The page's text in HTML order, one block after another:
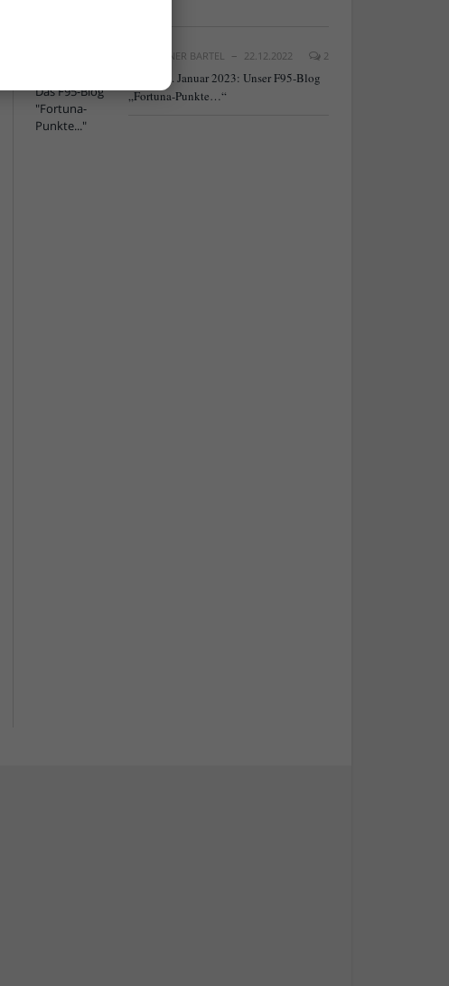
RAINER BARTEL 22.12.2022 2
Neu ab 9. Januar 2023: Unser F95-Blog
„Fortuna-Punkte…“